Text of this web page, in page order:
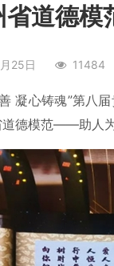
道德模
25日 11484
凝心铸魂”第八
德模范——助人为